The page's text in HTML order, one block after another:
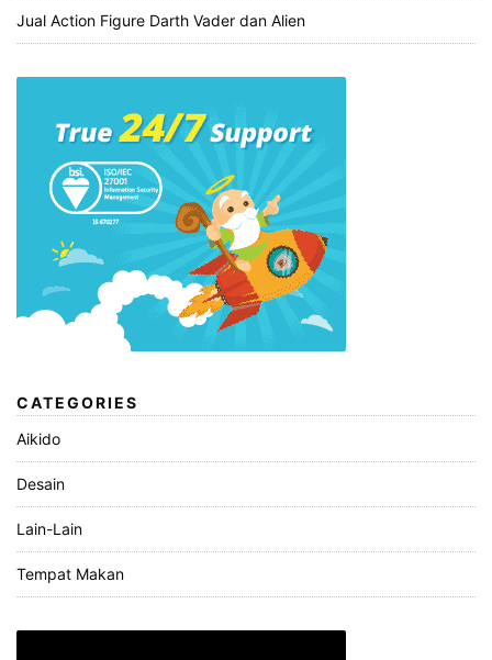
Jual Action Figure Darth Vader dan Alien
CATEGORIES
Aikido
Desain
Lain-Lain
Tempat Makan